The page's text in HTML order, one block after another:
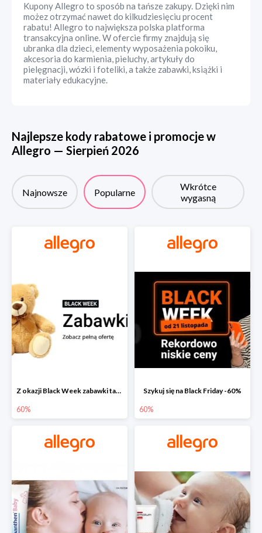
Kupony Allegro to sposób na tańsze zakupy. Dzięki nim
możez otrzymać nawet do kilkudziesięciu procent
rabatu! Allegro to największa polska platforma
transakcyjna online. W ofercie firmy znajdują się
ubranka dla dzieci, elementy wyposażenia pokoiku,
akcesoria do karmienia, pieluchy, artykuły do
pielęgnacji, wózki i foteliki, a także zabawki, książki i
materiały edukacyjne.
Najlepsze kody rabatowe i promocje w
Allegro — Sierpień 2026
Najnowsze Popularne
Wkrótce
wygasną
Z okazji Black Week zabawki taniej na allegro.pl
60%
Szykuj się na Black Friday -60%
60%